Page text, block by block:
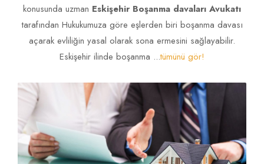
konusunda uzman Eskişehir Boşanma davaları Avukatı
tarafından Hukukumuza göre eşlerden biri boşanma davası
açarak evliliğin yasal olarak sona ermesini sağlayabilir.
Eskişehir ilinde boşanma ...tümünü gör!